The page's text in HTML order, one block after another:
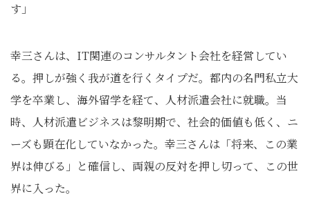
す」
幸三さんは、IT関連のコンサルタント会社を経営してい
る。押しが強く我が道を行くタイプだ。都内の名門私立大
学を卒業し、海外留学を経て、人材派遣会社に就職。当
時、人材派遣ビジネスは黎明期で、社会的価値も低く、ニ
ーズも顕在化していなかった。幸三さんは「将来、この業
界は伸びる」と確信し、両親の反対を押し切って、この世
界に入った。